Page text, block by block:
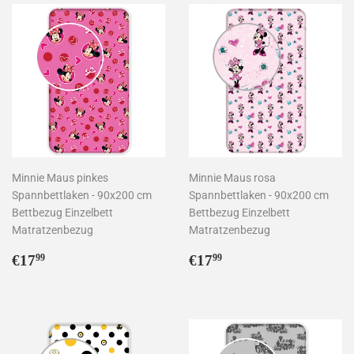
Minnie Maus pinkes
Spannbettlaken - 90x200 cm
Bettbezug Einzelbett
Matratzenbezug
Normaler
€1799
Minnie Maus rosa
Spannbettlaken - 90x200 cm
Bettbezug Einzelbett
Matratzenbezug
Normaler
€1799